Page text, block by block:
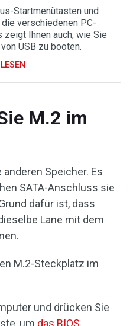
Startmenütasten und
verschiedenen PC-
Ihnen auch, wie Sie
USB zu booten.
M.2 im
anderen Speicher. Es
SATA-Anschluss sie
dafür ist, dass
Lane mit dem
M.2-Steckplatz im
und drücken Sie
um das BIOS